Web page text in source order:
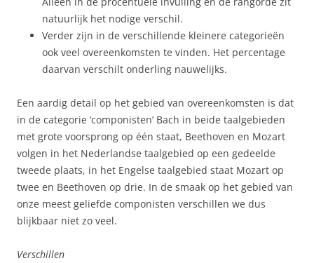
natuurlijk het nodige verschil.
Verder zijn in de verschillende kleinere categorieën
ook veel overeenkomsten te vinden. Het percentage
daarvan verschilt onderling nauwelijks.
Een aardig detail op het gebied van overeenkomsten is dat
in de categorie ‘componisten’ Bach in beide taalgebieden
met grote voorsprong op één staat, Beethoven en Mozart
volgen in het Nederlandse taalgebied op een gedeelde
tweede plaats, in het Engelse taalgebied staat Mozart op
twee en Beethoven op drie. In de smaak op het gebied van
onze meest geliefde componisten verschillen we dus
blijkbaar niet zo veel.
Verschillen